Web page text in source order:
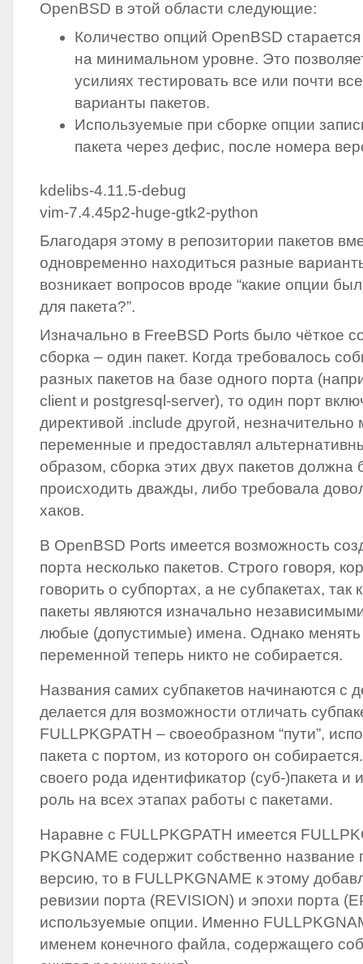
OpenBSD в этой области следующие:
Количество опций OpenBSD
на минимальном уровне. Это
усилиях тестировать все или почти
варианты пакетов.
Используемые при сборке опции
пакета через дефис, после номера
kdelibs-4.11.5-debug
vim-7.4.45p2-huge-gtk2-python
Благодаря этому в репозитории пакетов
одновременно находиться разные
возникает вопросов вроде “какие опции
для пакета?”.
Изначально в FreeBSD Ports было чёткое
сборка – один пакет. Когда требовалось
разных пакетов на базе одного порта
client и postgresql-server), то один порт
директивой .include другой,
переменные и предоставлял
образом, сборка этих двух пакетов
происходить дважды, либо требовала
хаков.
В OpenBSD Ports имеется возможность
порта несколько пакетов. Строго говоря,
говорить о субпортах, а не субпакетах, так
пакеты являются изначально
любые (допустимые) имена. Однако менять
переменной теперь никто не собирается.
Названия самих субпакетов начинаются с
делается для возможности отличать
FULLPKGPATH – своеобразном “пути”,
пакета с портом, из которого он
своего рода идентификатор (суб-)пакета и
роль на всех этапах работы с пакетами.
Наравне с FULLPKGPATH имеется
PKGNAME содержит собственно название
версию, то в FULLPKGNAME к этому
ревизии порта (REVISION) и эпохи порта (
используемые опции. Именно
именем конечного файла, содержащего